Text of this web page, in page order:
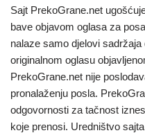
Sajt PrekoGrane.net
bave objavom oglasa za
nalaze samo djelovi
originalnom oglasu
PrekoGrane.net nije
pronalaženju posla.
odgovornosti za tačnost
koje prenosi. Uredništvo